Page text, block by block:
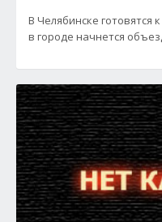
В Челябинске готовятся
в городе начнется